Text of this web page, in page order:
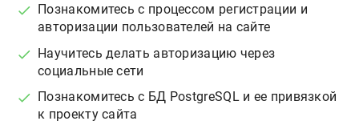
Познакомитесь с процессом регистрации и
авторизации пользователей на сайте
Научитесь делать авторизацию через
социальные сети
Познакомитесь с БД PostgreSQL и ее привязкой
к проекту сайта